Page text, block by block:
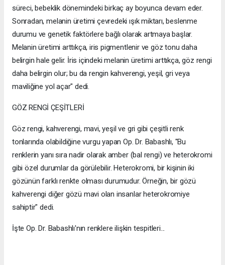
süreci, bebeklik dönemindeki birkaç ay boyunca devam eder.
Sonradan, melanin üretimi çevredeki ışık miktarı, beslenme
durumu ve genetik faktörlere bağlı olarak artmaya başlar.
Melanin üretimi arttıkça, iris pigmentlenir ve göz tonu daha
belirgin hale gelir. İris içindeki melanin üretimi arttıkça, göz rengi
daha belirgin olur; bu da rengin kahverengi, yeşil, gri veya
maviliğine yol açar" dedi.
GÖZ RENGİ ÇEŞİTLERİ
Göz rengi, kahverengi, mavi, yeşil ve gri gibi çeşitli renk
tonlarında olabildiğine vurgu yapan Op. Dr. Babashlı, "Bu
renklerin yanı sıra nadir olarak amber (bal rengi) ve heterokromi
gibi özel durumlar da görülebilir. Heterokromi, bir kişinin iki
gözünün farklı renkte olması durumudur. Örneğin, bir gözü
kahverengi diğer gözü mavi olan insanlar heterokromiye
sahiptir" dedi.
İşte Op. Dr. Babashlı'nın renklere ilişkin tespitleri...